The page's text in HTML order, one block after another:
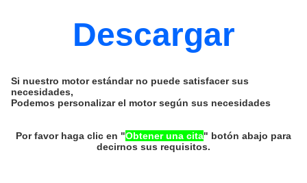
Descargar
Si nuestro motor estándar no puede satisfacer sus
necesidades,
Podemos personalizar el motor según sus necesidades
Por favor haga clic en "Obtener una cita" botón abajo para
decirnos sus requisitos.